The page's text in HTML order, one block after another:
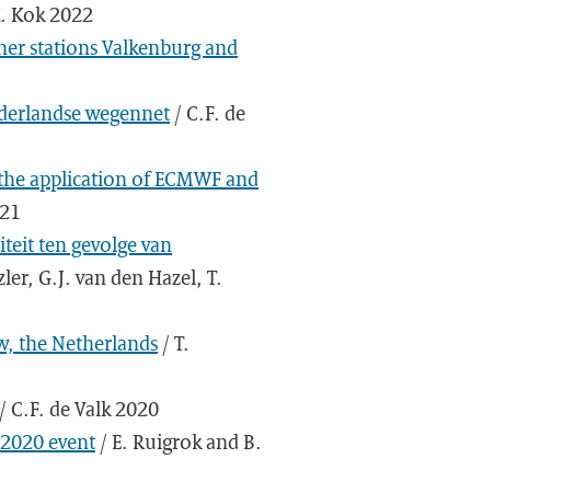
Kok 2022
stations Valkenburg and
wegennet/ C.F. de
application of ECMWF and
ten gevolge van
G.J. van den Hazel, T.
the Netherlands / T.
/ C.F. de Valk 2020
event/ E. Ruigrok and B.